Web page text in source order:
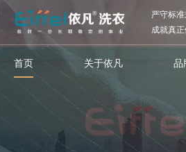
严守标
成就真
首页 关于依凡 品